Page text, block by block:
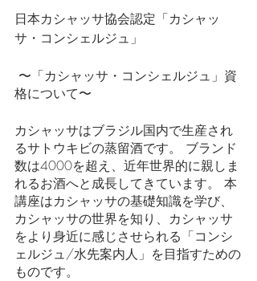
日本カシャッサ協会認定「カシャッ
サ・コンシェルジュ」
格について〜
カシャッサはブラジル国内で生産され
るサトウキビの蒸留酒です。 ブランド
数は4000を超え、近年世界的に親しま
れるお酒へと成長してきています。 本
講座はカシャッサの基礎知識を学び、
カシャッサの世界を知り、カシャッサ
をより身近に感じさせられる「コンシ
ェルジュ/水先案内人」を目指すための
ものです。